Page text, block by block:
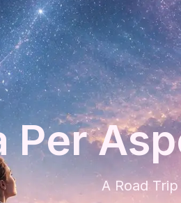
Per
A Road